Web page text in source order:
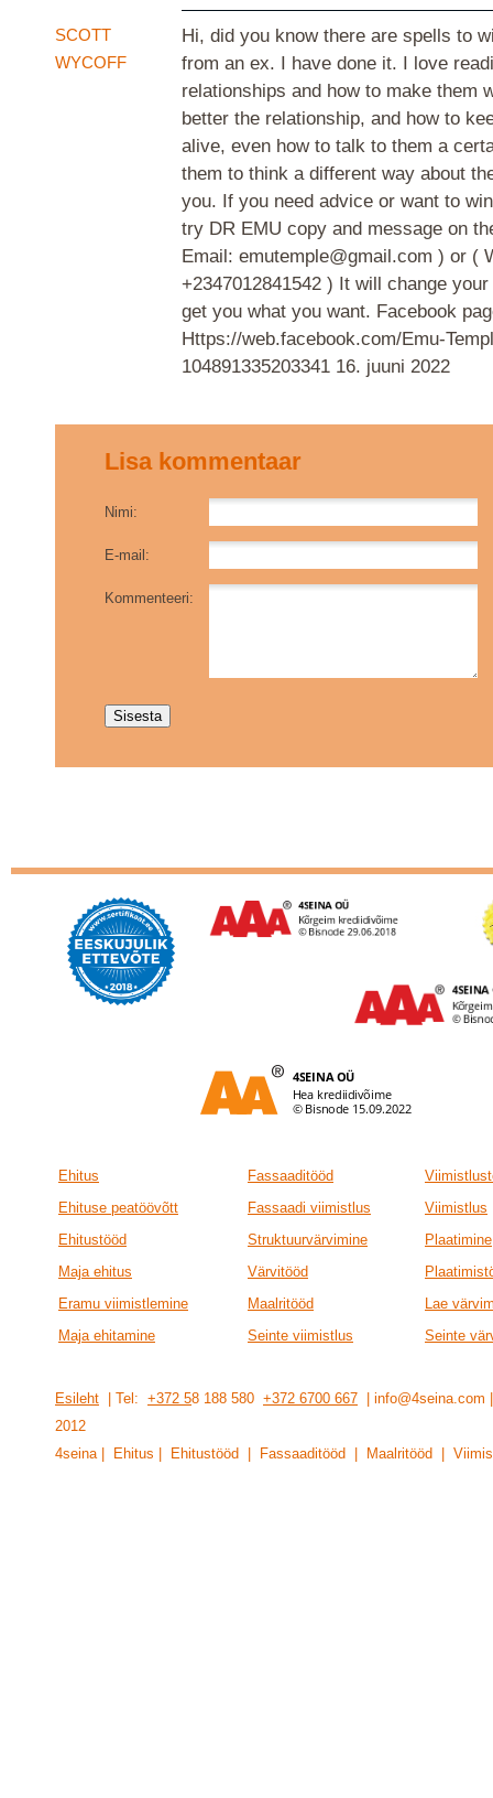
SCOTT
WYCOFF
Hi, did you know there are spells to
from an ex. I have done it. I love
relationships and how to make them
better the relationship, and how to
alive, even how to talk to them a
them to think a different way about
you. If you need advice or want to
try DR EMU copy and message on
Email: emutemple@gmail.com ) or (
+2347012841542 ) It will change
get you what you want. Facebook
Https://web.facebook.com/Emu-
104891335203341 16. juuni 2022
Lisa kommentaar
Nimi:
E-mail:
Kommenteeri:
Ehitus Fassaaditööd
Ehituse peatöövõtt
Fassaadi viimistlus
Viimistlus
Ehitustööd
Struktuurvärvimine
Plaatimine
Maja ehitus
Värvitööd
Eramu viimistlemine
Maalritööd
Lae
Maja ehitamine
Seinte viimistlus Seinte
Esileht | Tel: +372 58 188 580 +372 6700 667 |
201 2
4seina | Ehitus | Ehitustööd | Fassaaditööd | Maalritööd |